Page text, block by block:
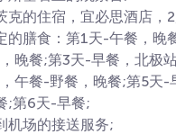
克的住宿，宜必思酒店，
的膳食：第1天-午餐，晚
晚餐;第3天-早餐，北极
午餐-野餐，晚餐;第5天-
;第6天-早餐;
机场的接送服务;